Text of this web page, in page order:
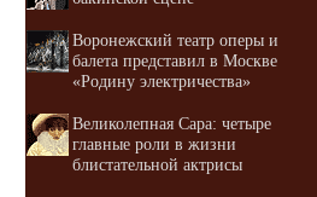
Воронежский театр оперы и
балета представил в Москве
«Родину электричества»
Великолепная Сара: четыре
главные роли в жизни
блистательной актрисы